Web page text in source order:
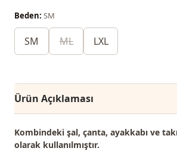
Beden: SM
SM ML LXL
Ürün Açıklaması
Kombindeki şal, çanta, ayakkabı ve
olarak kullanılmıştır.